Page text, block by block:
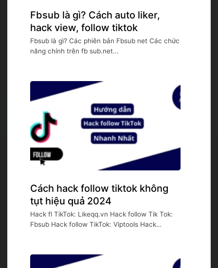
Fbsub là gì? Cách auto liker,
hack view, follow tiktok
Fbsub là gì? Các phiên bản Fbsub net Các chức
năng chính trên fb sub.net...
Cách hack follow tiktok không
tụt hiệu quả 2024
Hack fl TikTok: Likeqq.vn Hack follow Tik Tok:
Fbsub Hack follow TikTok: Viptools Hack